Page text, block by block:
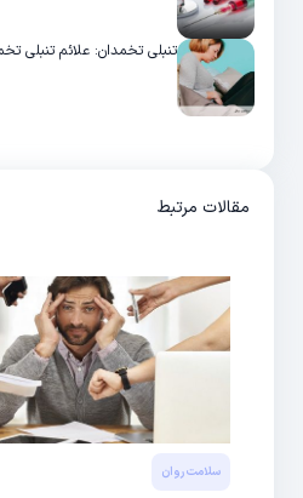
تنبلی تخمدان: علائم تنبلی
مقالات مرتبط
سلامت روان